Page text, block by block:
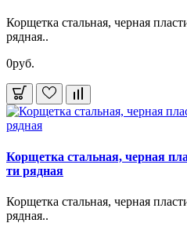
Корщетка стальная, черная
рядная..
0руб.
Корщетка стальная, черная
ти рядная
Корщетка стальная, черная
рядная..